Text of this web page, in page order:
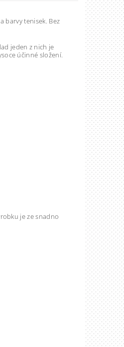
barvy tenisek. Bez
jeden z nich je
účinné složení.
je ze snadno